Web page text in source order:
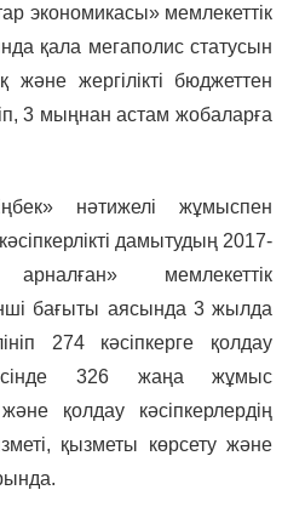
экономикасы» мемлекеттік
қала мегаполис статусын
және жергілікті бюджеттен
3 мыңнан астам жобаларға
нәтижелі жұмыспен
дамытудың 2017-
мемлекеттік
бағыты аясында 3 жылда
274 кәсіпкерге қолдау
326 жаңа жұмыс
қолдау кәсіпкерлердің
қызметы көрсету және